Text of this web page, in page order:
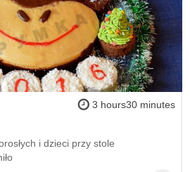
3 hours30 minutes
i dzieci przy stole